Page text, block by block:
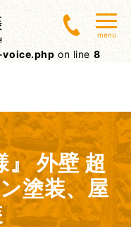
wpcms/wp-
on line 8
menu
』 外壁 超
塗装、屋